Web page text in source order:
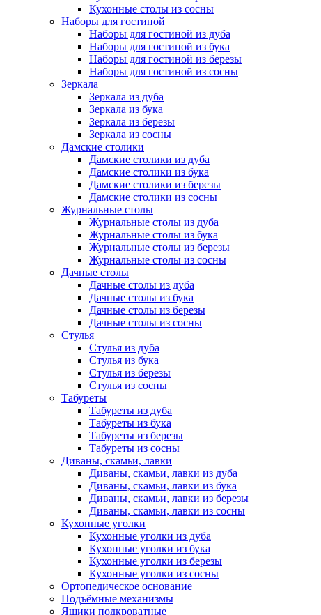
Кухонные столы из сосны
Наборы для гостиной
Наборы для гостиной из дуба
Наборы для гостиной из бука
Наборы для гостиной из березы
Наборы для гостиной из сосны
Зеркала
Зеркала из дуба
Зеркала из бука
Зеркала из березы
Зеркала из сосны
Дамские столики
Дамские столики из дуба
Дамские столики из бука
Дамские столики из березы
Дамские столики из сосны
Журнальные столы
Журнальные столы из дуба
Журнальные столы из бука
Журнальные столы из березы
Журнальные столы из сосны
Дачные столы
Дачные столы из дуба
Дачные столы из бука
Дачные столы из березы
Дачные столы из сосны
Стулья
Стулья из дуба
Стулья из бука
Стулья из березы
Стулья из сосны
Табуреты
Табуреты из дуба
Табуреты из бука
Табуреты из березы
Табуреты из сосны
Диваны, скамьи, лавки
Диваны, скамьи, лавки из дуба
Диваны, скамьи, лавки из бука
Диваны, скамьи, лавки из березы
Диваны, скамьи, лавки из сосны
Кухонные уголки
Кухонные уголки из дуба
Кухонные уголки из бука
Кухонные уголки из березы
Кухонные уголки из сосны
Ортопедическое основание
Подъёмные механизмы
Ящики подкроватные